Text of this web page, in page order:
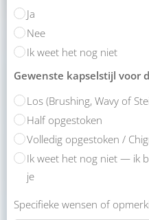
Ja
Nee
Ik weet het nog niet
Gewenste kapselstijl voor
Los (Brushing, Wavy of
Half opgestoken
Volledig opgestoken /
Ik weet het nog niet — ik
je
Specifieke wensen of